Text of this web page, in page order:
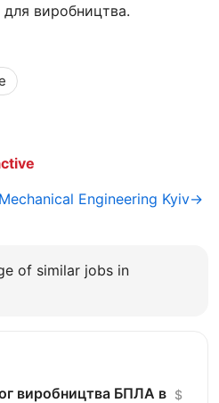
для виробництва.
Engineering Kyiv→
of similar jobs in
виробництва БПЛА в $